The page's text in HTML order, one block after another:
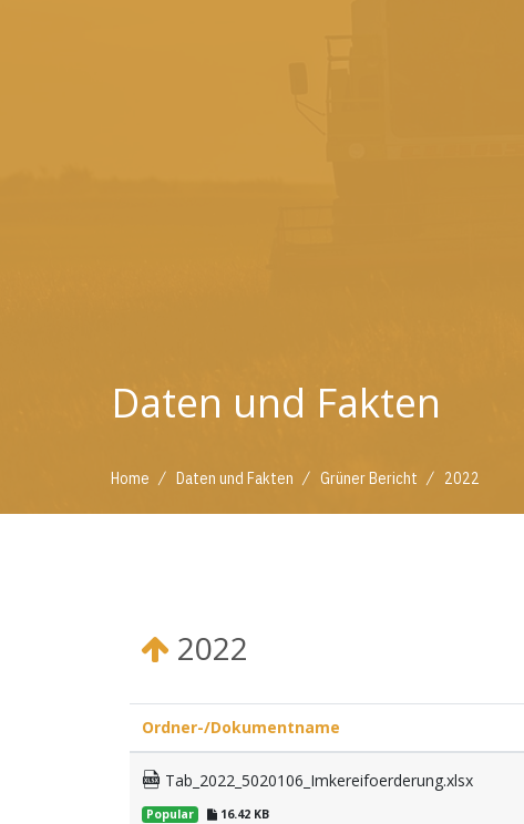
Daten und Fakten
Home / Daten und Fakten / Grüner Bericht / 2022
2022
Ordner-/Dokumentname
Tab_2022_5020106_Imkereifoerderung.xlsx
Popular 16.42 KB